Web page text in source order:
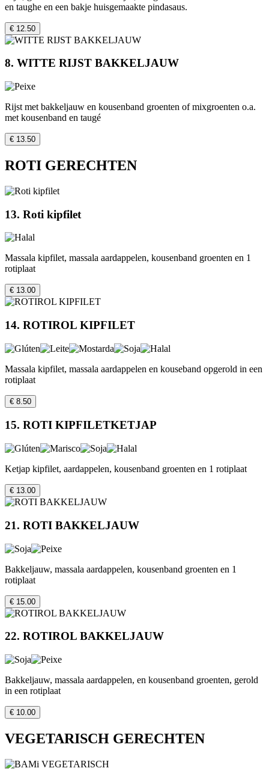
en taughe en een bakje huisgemaakte pindasaus.
€ 12.50
8. WITTE RIJST BAKKELJAUW
Rijst met bakkeljauw en kousenband groenten of mixgroenten o.a.
met kousenband en taugé
€ 13.50
ROTI GERECHTEN
13. Roti kipfilet
Massala kipfilet, massala aardappelen, kousenband groenten en 1
rotiplaat
€ 13.00
14. ROTIROL KIPFILET
Massala kipfilet, massala aardappelen en kouseband opgerold in een
rotiplaat
€ 8.50
15. ROTI KIPFILETKETJAP
Ketjap kipfilet, aardappelen, kousenband groenten en 1 rotiplaat
€ 13.00
21. ROTI BAKKELJAUW
Bakkeljauw, massala aardappelen, kousenband groenten en 1
rotiplaat
€ 15.00
22. ROTIROL BAKKELJAUW
Bakkeljauw, massala aardappelen, en kousenband groenten, gerold
in een rotiplaat
€ 10.00
VEGETARISCH GERECHTEN